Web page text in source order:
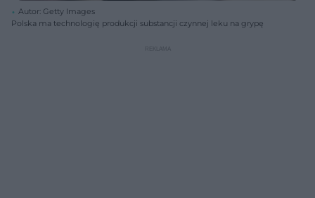
Autor: Getty Images
Polska ma technologię produkcji substancji czynnej leku na grypę